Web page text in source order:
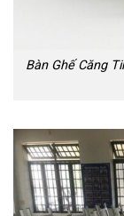
Bàn Ghế Căng